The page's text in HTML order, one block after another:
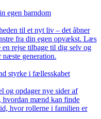
egen barndom
til et nyt liv – det åbner
fra din egen opvækst. Læs
rejse tilbage til dig selv og
generation.
styrke i fællesskabet
og opdager nye sider af
hvordan mænd kan finde
hvor rollerne i familien er